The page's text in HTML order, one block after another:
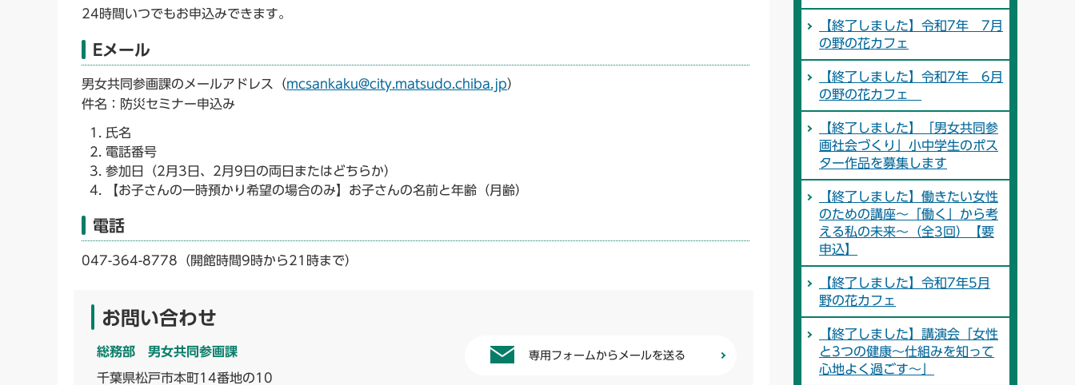
24時間いつでもお申込みできます。
Eメール
男女共同参画課のメールアドレス（mcsankaku@city.matsudo.chiba.jp）
件名：防災セミナー申込み
氏名
電話番号
参加日（2月3日、2月9日の両日またはどちらか）
【お子さんの一時預かり希望の場合のみ】お子さんの名前と年齢（月齢）
電話
047-364-8778（開館時間9時から21時まで）
お問い合わせ
総務部 男女共同参画課
千葉県松戸市本町14番地の10
専用フォームからメールを送る
【終了しました】令和7年 7月
の野の花カフェ
【終了しました】令和7年 6月
の野の花カフェ
【終了しました】「男女共同参
画社会づくり」小中学生のポス
ター作品を募集します
【終了しました】働きたい女性
のための講座～「働く」から考
える私の未来～（全3回）【要
申込】
【終了しました】令和7年5月
野の花カフェ
【終了しました】講演会「女性
と3つの健康～仕組みを知って
心地よく過ごす～」